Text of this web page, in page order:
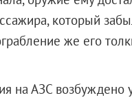
который
же его
на АЗС возбуждено